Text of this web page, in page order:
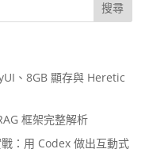
、8GB 顯存與 Heretic
框架完整解析
：用 Codex 做出互動式